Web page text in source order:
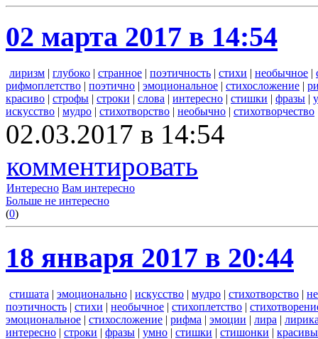
02 марта 2017 в 14:54
лиризм | глубоко | странное | поэтичность | стихи | необычное |
рифмоплетство | поэтично | эмоциональное | стихосложение |
красиво | строфы | строки | слова | интересно | стишки | фразы |
искусство | мудро | стихотворство | необычно | стихотворчество
02.03.2017 в 14:54
комментировать
Интересно Вам интересно
Больше не интересно
(0)
18 января 2017 в 20:44
стишата | эмоционально | искусство | мудро | стихотворство |
поэтичность | стихи | необычное | стихоплетство |
эмоциональное | стихосложение | рифма | эмоции | лира |
интересно | строки | фразы | умно | стишки | стишонки |